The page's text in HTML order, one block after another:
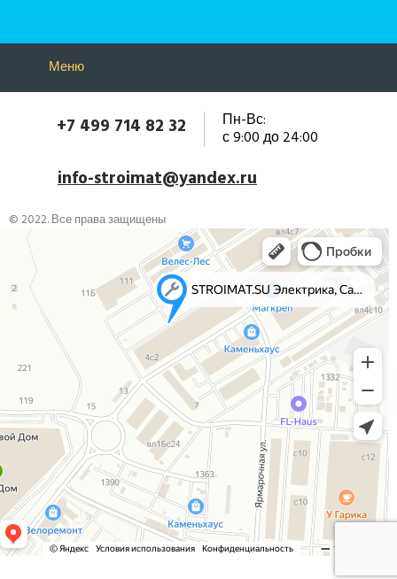
Меню
+7 499 714 82 32 Пн-Вс:
с 9:00 до 24:00
info-stroimat@yandex.ru
© 2022. Все права защищены